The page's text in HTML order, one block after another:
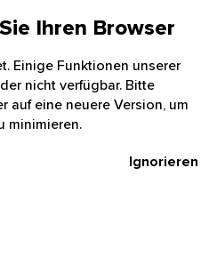
Ihren Browser
Einige Funktionen unserer
nicht verfügbar. Bitte
auf eine neuere Version, um
minimieren.
Ignorieren